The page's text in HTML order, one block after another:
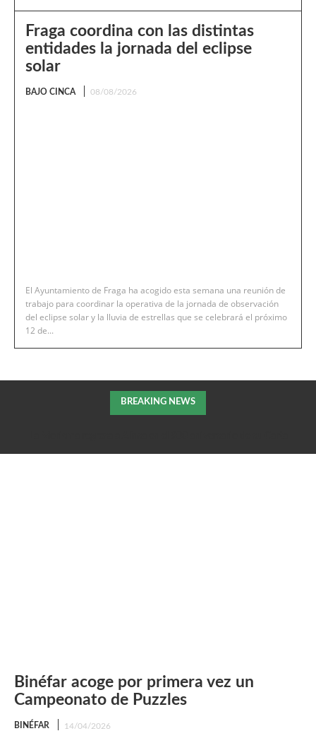
Fraga coordina con las distintas
entidades la jornada del eclipse
solar
BAJO CINCA 08/08/2026
El Ayuntamiento de Fraga ha acogido esta semana una reunión de
trabajo para coordinar la operativa de la jornada de observación
del eclipse solar y la lluvia de estrellas que se celebrará el próximo
12 de...
BREAKING NEWS
Binéfar acoge por primera vez un
Campeonato de Puzzles
BINÉFAR 14/04/2026